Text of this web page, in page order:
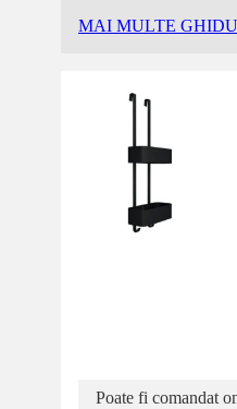
MAI MULTE
Poate fi comandat